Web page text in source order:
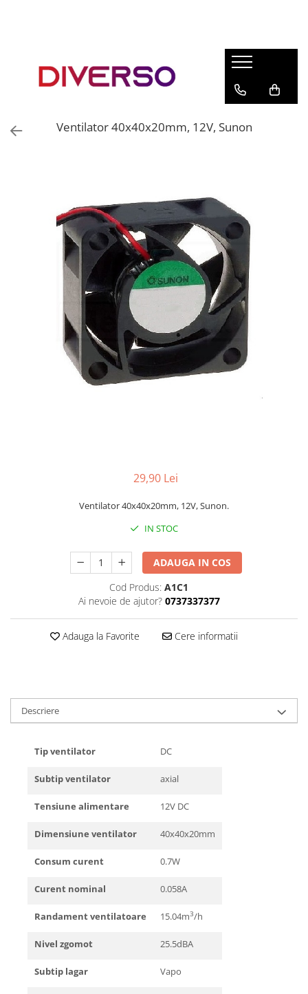
ASA
MULTIMATERIAL
Ventilator 40x40x20mm, 12V, Sunon
29,90 Lei
Ventilator 40x40x20mm, 12V, Sunon.
IN STOC
ADAUGA IN COS
Cod Produs: A1C1
Ai nevoie de ajutor? 0737337377
Adauga la Favorite Cere informatii
Descriere
Tip ventilator DC
Subtip ventilator axial
Tensiune alimentare 12V DC
Dimensiune ventilator 40x40x20mm
Consum curent 0.7W
Curent nominal 0.058A
Randament ventilatoare 15.04m3/h
Nivel zgomot 25.5dBA
Subtip lagar Vapo